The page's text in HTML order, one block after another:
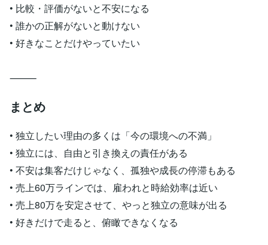
• 比較・評価がないと不安になる
• 誰かの正解がないと動けない
• 好きなことだけやっていたい
⸻
まとめ
• 独立したい理由の多くは「今の環境への不満」
• 独立には、自由と引き換えの責任がある
• 不安は集客だけじゃなく、孤独や成長の停滞もある
• 売上60万ラインでは、雇われと時給効率は近い
• 売上80万を安定させて、やっと独立の意味が出る
• 好きだけで走ると、俯瞰できなくなる